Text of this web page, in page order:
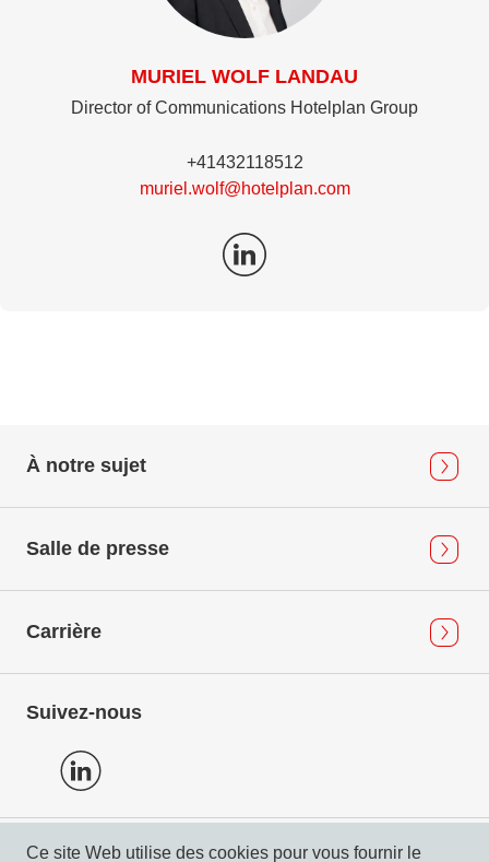
MURIEL WOLF LANDAU
Director of Communications Hotelplan Group
+41432118512
muriel.wolf@hotelplan.com
À notre sujet
Salle de presse
Carrière
Suivez-nous
Protection des données
Ce site Web utilise des cookies pour vous fournir le